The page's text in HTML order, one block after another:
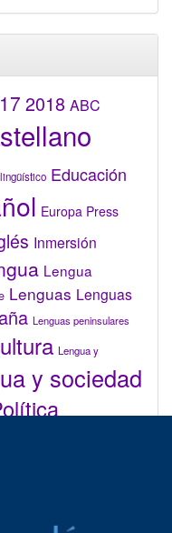
2018 ABC
Educación
Europa Press
Inmersión
Lengua
Lenguas Lenguas
Lenguas peninsulares
Lengua y
y sociedad
Administrar